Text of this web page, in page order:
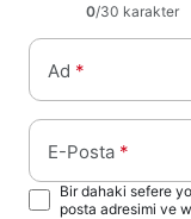
0/30 karakter
Ad *
E-Posta *
Bir dahaki sefere
posta adresimi ve